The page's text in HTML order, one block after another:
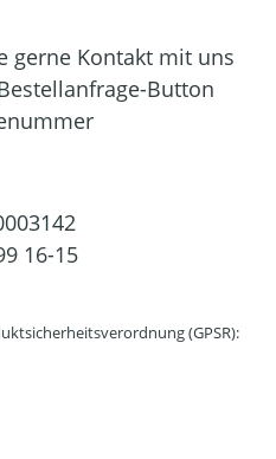
gerne Kontakt mit uns
Button
16-15
(GPSR):